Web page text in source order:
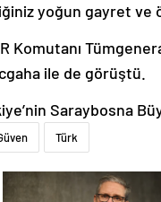
yoğun gayret ve
Komutanı
ile de görüştü.
Saraybosna
Türk